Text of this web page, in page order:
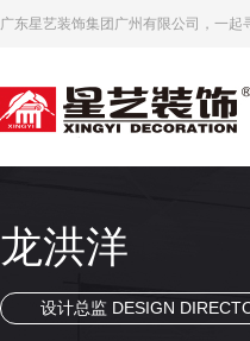
广东星艺装饰集团广州有限公司，一起
凌美强
设计总监 DESIGN
魏己成
副总设计师 DEPUTY CHIEF
帅伯尤
副总设计师 DEPUTY CHIEF
陈文辉
副总设计师 DEPUTY CHIEF
柳军友
设计总监 DESIGN
陈热情
设计总监 DESIGN
张利欢
设计总监 DESIGN
龙洪洋
设计总监 DESIGN